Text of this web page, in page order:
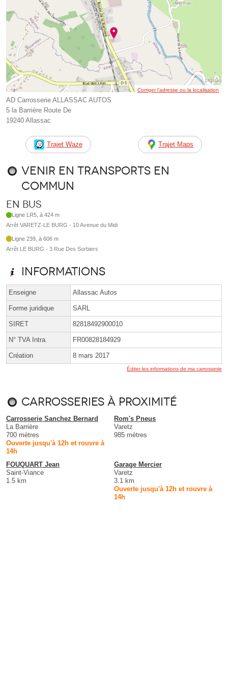
Corriger l’adresse ou la localisation
AD Carrosserie ALLASSAC AUTOS
5 la Barrière Route De
19240 Allassac
Trajet Waze Trajet Maps
Venir en transports en
commun
En bus
Ligne LR5, à 424 m
Arrêt VARETZ-LE BURG - 10 Avenue du Midi
Ligne 239, à 606 m
Arrêt LE BURG - 3 Rue Des Sorbiers
Informations
Enseigne Allassac Autos
Forme juridique SARL
SIRET 82818492900010
N° TVA Intra. FR00828184929
Création 8 mars 2017
Éditer les informations de ma carrosserie
Carrosseries à proximité
Carrosserie Sanchez Bernard
La Barrière
700 mètres
Ouverte jusqu'à 12h et rouvre à
14h
Rom's Pneus
Varetz
985 mètres
FOUQUART Jean
Saint-Viance
1.5 km
Garage Mercier
Varetz
3.1 km
Ouverte jusqu'à 12h et rouvre à
14h